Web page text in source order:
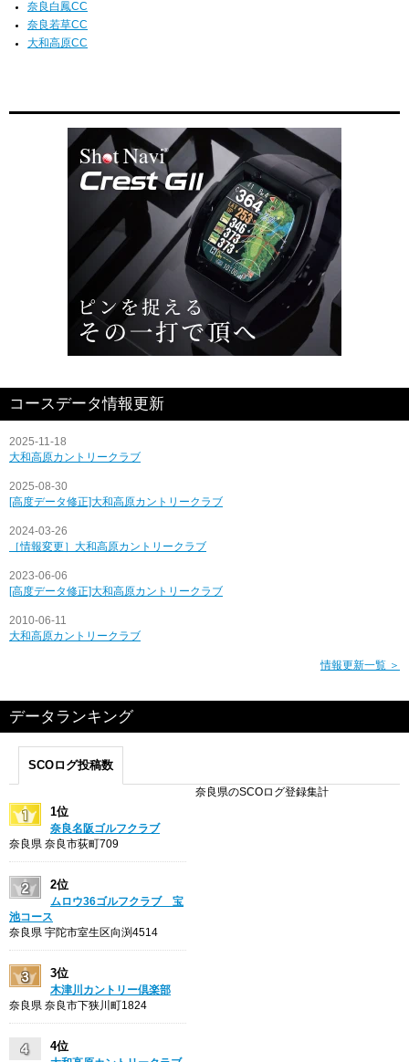
奈良白鳳CC
奈良若草CC
大和高原CC
コースデータ情報更新
2025-11-18
大和高原カントリークラブ
2025-08-30
[高度データ修正]大和高原カントリークラブ
2024-03-26
［情報変更］大和高原カントリークラブ
2023-06-06
[高度データ修正]大和高原カントリークラブ
2010-06-11
大和高原カントリークラブ
情報更新一覧 ＞
データランキング
SCOログ投稿数
奈良県のSCOログ登録集計
1位
奈良名阪ゴルフクラブ
奈良県 奈良市荻町709
2位
ムロウ36ゴルフクラブ 宝
池コース
奈良県 宇陀市室生区向渕4514
3位
木津川カントリー倶楽部
奈良県 奈良市下狭川町1824
4位